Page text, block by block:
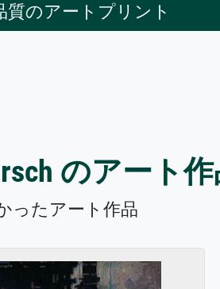
質のアートプリント
のアート
ったアート作品